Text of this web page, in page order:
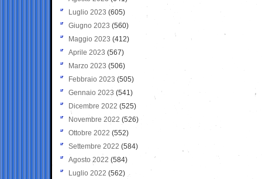
Luglio 2023 (605)
Giugno 2023 (560)
Maggio 2023 (412)
Aprile 2023 (567)
Marzo 2023 (506)
Febbraio 2023 (505)
Gennaio 2023 (541)
Dicembre 2022 (525)
Novembre 2022 (526)
Ottobre 2022 (552)
Settembre 2022 (584)
Agosto 2022 (584)
Luglio 2022 (562)